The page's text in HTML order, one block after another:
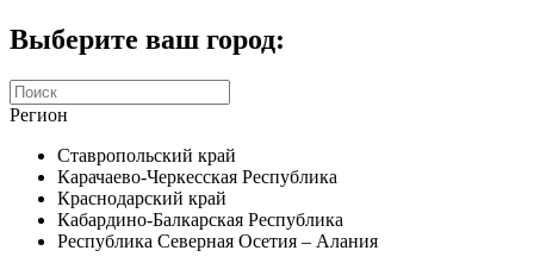
Выберите ваш город:
Регион
Ставропольский край
Карачаево-Черкесская Республика
Краснодарский край
Кабардино-Балкарская Республика
Республика Северная Осетия – Алания